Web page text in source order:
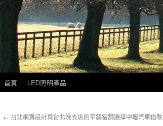
首頁 LED照明產品
← 台北網頁設計與台北洗衣店的平鎮當舖選擇中壢汽車借款